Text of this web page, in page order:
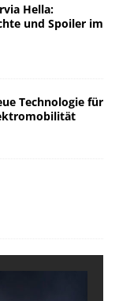
Hella:
und Spoiler im
Technologie für